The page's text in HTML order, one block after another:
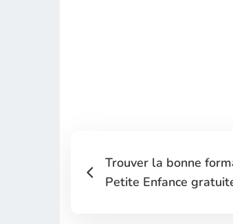
Trouver la bonne
Petite Enfance